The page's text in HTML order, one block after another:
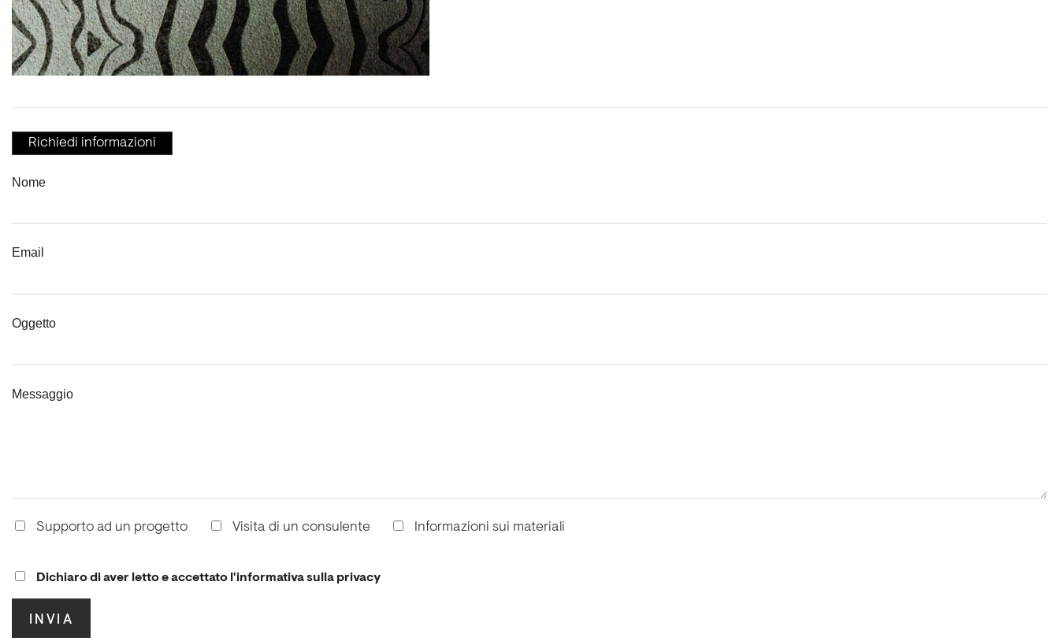
Richiedi informazioni
Nome
Email
Oggetto
Messaggio
Supporto ad un progetto Visita di un consulente Informazioni sui materiali
Dichiaro di aver letto e accettato l'informativa sulla privacy